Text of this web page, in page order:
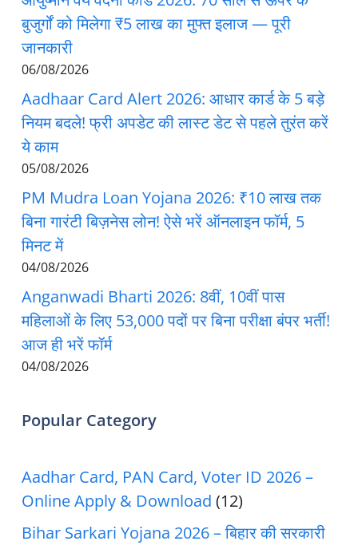
बुजुर्गों को मिलेगा ₹5 लाख का मुफ्त इलाज — पूरी
जानकारी
06/08/2026
Aadhaar Card Alert 2026: आधार कार्ड के 5 बड़े
नियम बदले! फ्री अपडेट की लास्ट डेट से पहले तुरंत करें
ये काम
05/08/2026
PM Mudra Loan Yojana 2026: ₹10 लाख तक
बिना गारंटी बिज़नेस लोन! ऐसे भरें ऑनलाइन फॉर्म, 5
मिनट में
04/08/2026
Anganwadi Bharti 2026: 8वीं, 10वीं पास
महिलाओं के लिए 53,000 पदों पर बिना परीक्षा बंपर भर्ती!
आज ही भरें फॉर्म
04/08/2026
Popular Category
Aadhar Card, PAN Card, Voter ID 2026 –
Online Apply & Download (12)
Bihar Sarkari Yojana 2026 – बिहार की सरकारी